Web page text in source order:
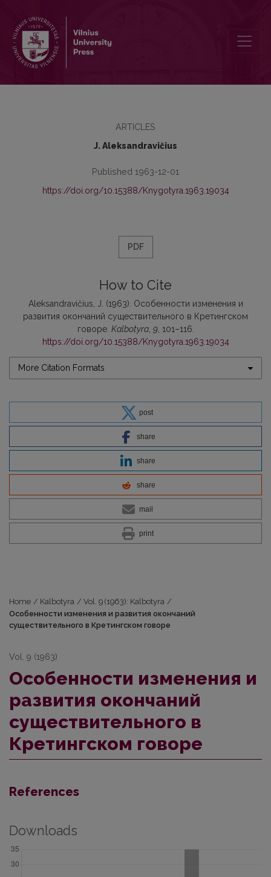
ARTICLES
J. Aleksandravičius
Published 1963-12-01
https://doi.org/10.15388/Knygotyra.1963.19034
PDF
How to Cite
Aleksandravičius, J. (1963). Особенности изменения и
развития окончаний существительного в Кретингском
говоре. Kalbotyra, 9, 101–116.
https://doi.org/10.15388/Knygotyra.1963.19034
More Citation Formats
post
share
share
share
mail
print
Home / Kalbotyra / Vol. 9 (1963): Kalbotyra /
Особенности изменения и развития окончаний
существительного в Кретингском говоре
Vol. 9 (1963)
Особенности изменения и
развития окончаний
существительного в
Кретингском говоре
References
Downloads